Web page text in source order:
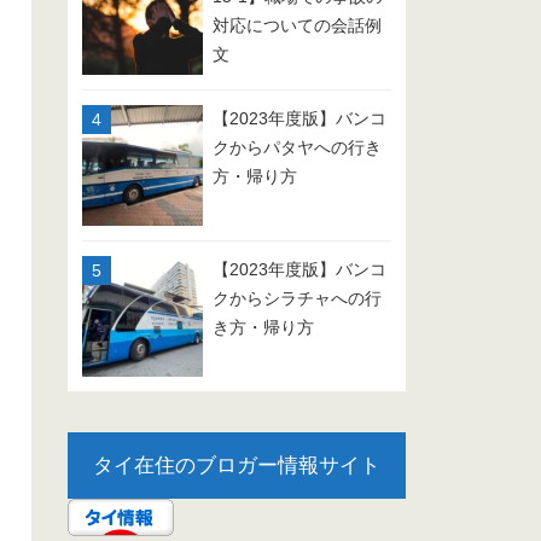
対応についての会話例
文
【2023年度版】バンコ
クからパタヤへの行き
方・帰り方
【2023年度版】バンコ
クからシラチャへの行
き方・帰り方
タイ在住のブロガー情報サイト